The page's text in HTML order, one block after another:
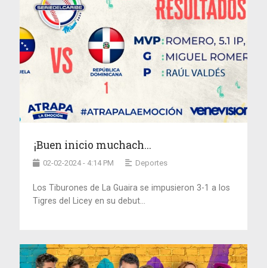
¡Buen inicio muchach...
02-02-2024 - 4:14 PM Deportes
Los Tiburones de La Guaira se impusieron 3-1 a los
Tigres del Licey en su debut...